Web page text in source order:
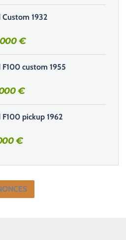
Custom 1932
€
F100 custom 1955
€
F100 pickup 1962
€